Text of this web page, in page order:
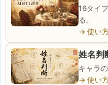
16タイ
る。
→ 使い
姓名判
キャラ
→ 使い